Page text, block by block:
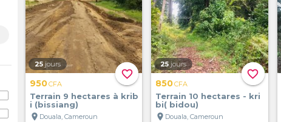
favorite_border
25 jours
950CFA
Terrain 9 hectares à krib
i (bissiang)
location_on Douala, Cameroun
favorite_border
25 jours
850CFA
Terrain 10 hectares - kri
bi( bidou)
location_on Douala, Cameroun